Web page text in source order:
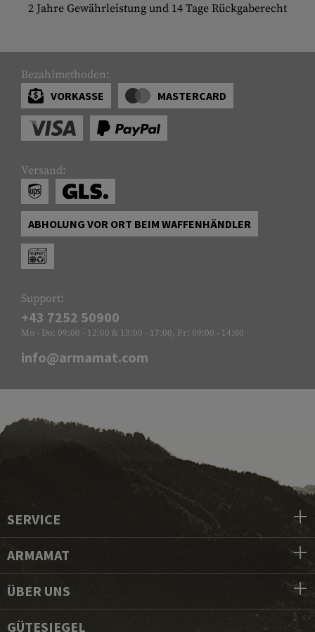
2 Jahre Gewährleistung und 14 Tage Rückgaberecht
Bezahlmethoden:
VORKASSE
MASTERCARD
Versand:
ABHOLUNG VOR ORT BEIM WAFFENHÄNDLER
Support:
+43 7252 50900
Mo - Do: 09:00 - 12:00 & 13:00 - 17:00, Fr: 09:00 - 14:00
info@armamat.com
SERVICE
ARMAMAT
ÜBER UNS
GÜTESIEGEL